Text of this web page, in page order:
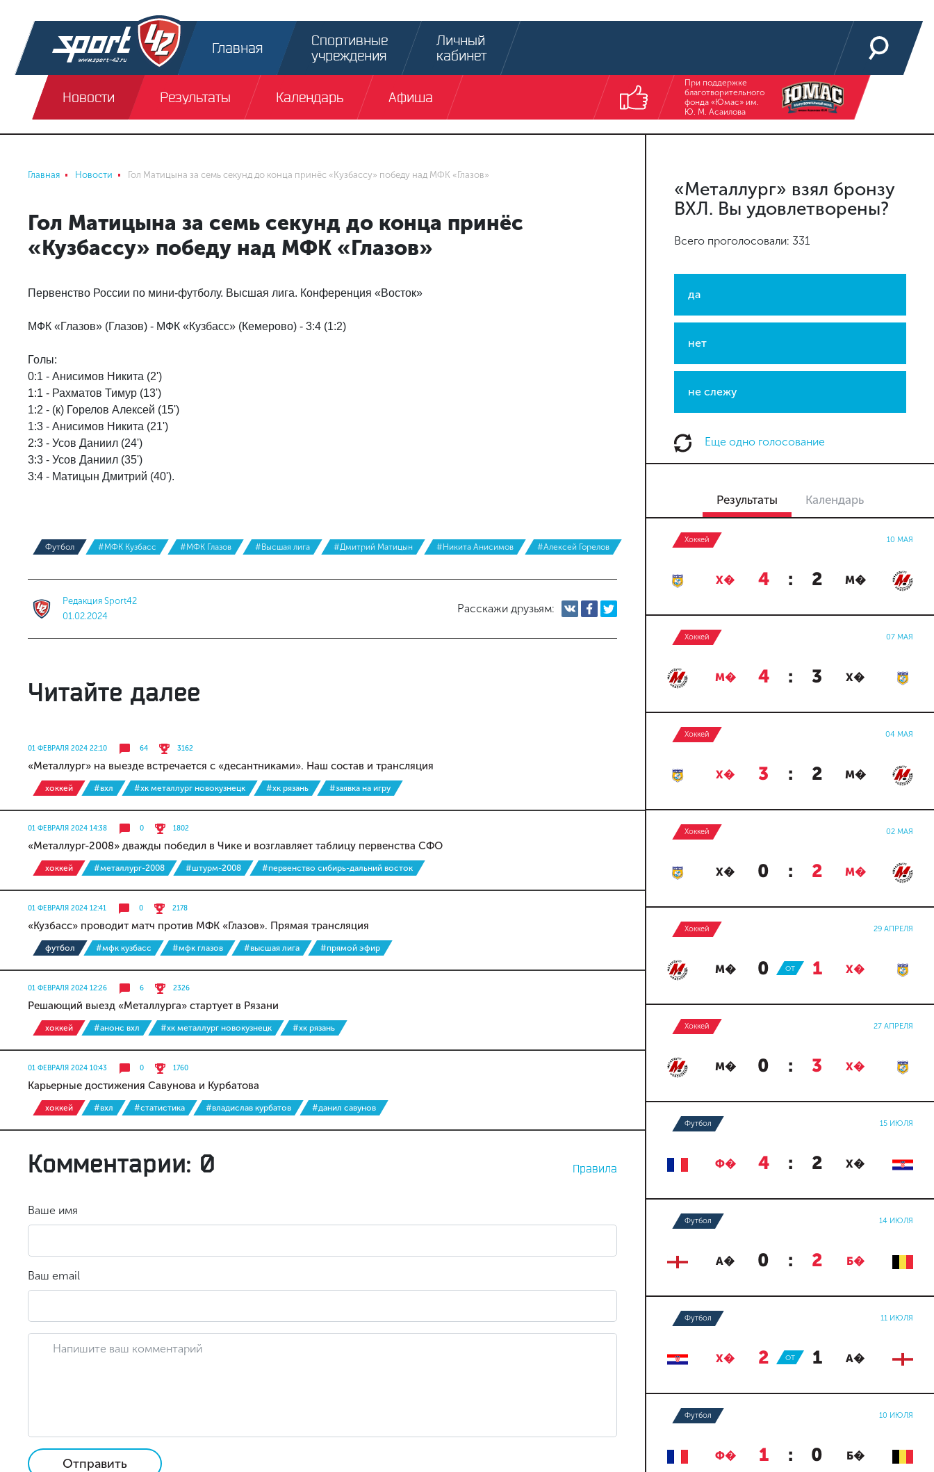
Главная
Спортивные
учреждения
Личный
кабинет
Новости Результаты Календарь Афиша
При поддержке
благотворительного
фонда «Юмас» им.
Ю. М. Асаилова
Главная Новости Гол Матицына за семь секунд до конца принёс «Кузбассу» победу над МФК «Глазов»
Гол Матицына за семь секунд до конца принёс
«Кузбассу» победу над МФК «Глазов»
Первенство России по мини-футболу. Высшая лига. Конференция «Восток»
МФК «Глазов» (Глазов) - МФК «Кузбасс» (Кемерово) - 3:4 (1:2)
Голы:
0:1 - Анисимов Никита (2')
1:1 - Рахматов Тимур (13')
1:2 - (к) Горелов Алексей (15')
1:3 - Анисимов Никита (21')
2:3 - Усов Даниил (24')
3:3 - Усов Даниил (35')
3:4 - Матицын Дмитрий (40').
Футбол #МФК Кузбасс #МФК Глазов #Высшая лига #Дмитрий Матицын #Никита Анисимов #Алексей Горелов
Редакция Sport42
01.02.2024
Расскажи друзьям:
Читайте далее
01 ФЕВРАЛЯ 2024 22:10 64 3162
«Металлург» на выезде встречается с «десантниками». Наш состав и трансляция
хоккей #вхл #хк металлург новокузнецк #хк рязань #заявка на игру
01 ФЕВРАЛЯ 2024 14:38 0 1802
«Металлург-2008» дважды победил в Чике и возглавляет таблицу первенства СФО
хоккей #металлург-2008 #штурм-2008 #первенство сибирь-дальний восток
01 ФЕВРАЛЯ 2024 12:41 0 2178
«Кузбасс» проводит матч против МФК «Глазов». Прямая трансляция
футбол #мфк кузбасс #мфк глазов #высшая лига #прямой эфир
01 ФЕВРАЛЯ 2024 12:26 6 2326
Решающий выезд «Металлурга» стартует в Рязани
хоккей #анонс вхл #хк металлург новокузнецк #хк рязань
01 ФЕВРАЛЯ 2024 10:43 0 1760
Карьерные достижения Савунова и Курбатова
хоккей #вхл #статистика #владислав курбатов #данил савунов
Комментарии: 0 Правила
Ваше имя
Ваш email
Отправить
«Металлург» взял бронзу
ВХЛ. Вы удовлетворены?
Всего проголосовали: 331
да
нет
не слежу
Еще одно голосование
Результаты Календарь
Хоккей 10 МАЯ
Х� 4 : 2 М�
Хоккей 07 МАЯ
М� 4 : 3 Х�
Хоккей 04 МАЯ
Х� 3 : 2 М�
Хоккей 02 МАЯ
Х� 0 : 2 М�
Хоккей 29 АПРЕЛЯ
М� 0 : 1 Х�
ОТ
Хоккей 27 АПРЕЛЯ
М� 0 : 3 Х�
Футбол 15 ИЮЛЯ
Ф� 4 : 2 Х�
Футбол 14 ИЮЛЯ
А� 0 : 2 Б�
Футбол 11 ИЮЛЯ
Х� 2 : 1 А�
ОТ
Футбол 10 ИЮЛЯ
Ф� 1 : 0 Б�